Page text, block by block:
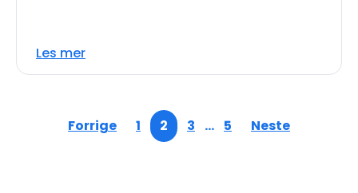
Les mer
Forrige 1 2 3 … 5 Neste